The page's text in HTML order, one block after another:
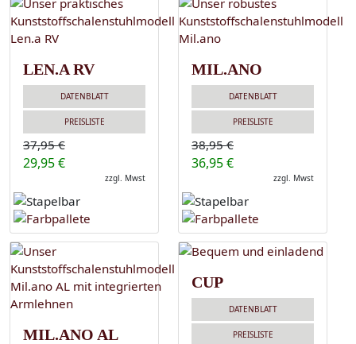
LEN.A RV
DATENBLATT
PREISLISTE
37,95 €
29,95 €
zzgl. Mwst
MIL.ANO
DATENBLATT
PREISLISTE
38,95 €
36,95 €
zzgl. Mwst
MIL.ANO AL
CUP
DATENBLATT
PREISLISTE